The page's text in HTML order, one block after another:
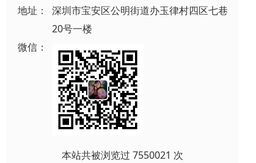
地址：
深圳市宝安区公明街道办玉律村四区七巷
20号一楼
微信：
本站共被浏览过 7550021 次